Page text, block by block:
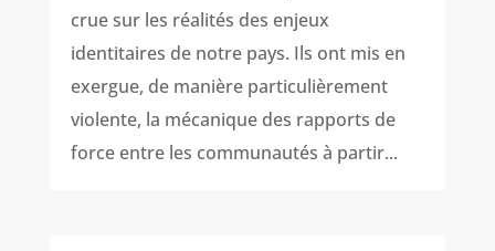
crue sur les réalités des enjeux
identitaires de notre pays. Ils ont mis en
exergue, de manière particulièrement
violente, la mécanique des rapports de
force entre les communautés à partir...